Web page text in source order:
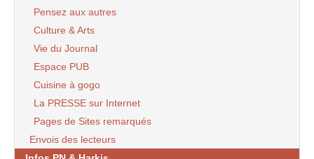
Pensez aux autres
Culture & Arts
Vie du Journal
Espace PUB
Cuisine à gogo
La PRESSE sur Internet
Pages de Sites remarqués
Envois des lecteurs